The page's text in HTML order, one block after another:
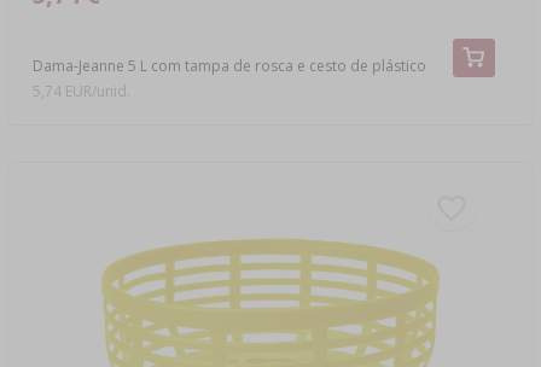
Dama-Jeanne 5 L com tampa de rosca e cesto de plástico
5,74 EUR/unid.